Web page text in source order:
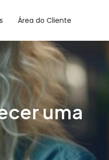
Área do Cliente
uma